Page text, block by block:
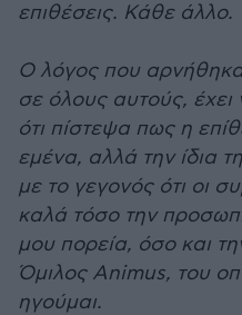
επιθέσεις. Κάθε άλλο.
Ο λόγος που
σε όλους αυτούς,
ότι πίστεψα πως η
εμένα, αλλά την ίδια
με το γεγονός ότι οι
καλά τόσο την
μου πορεία, όσο και
Όμιλος Animus, του
ηγούμαι.